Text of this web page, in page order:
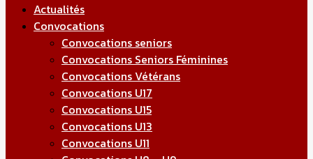
Actualités
Convocations
Convocations seniors
Convocations Seniors Féminines
Convocations Vétérans
Convocations U17
Convocations U15
Convocations U13
Convocations U11